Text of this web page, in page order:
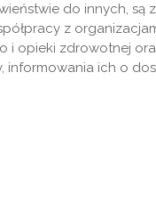
do innych, są
z
i opieki zdrowotnej
informowania ich o